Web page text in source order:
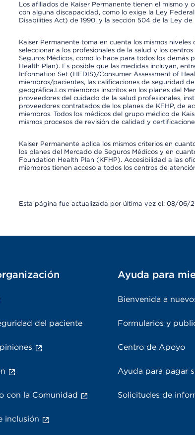
Los afiliados de Kaiser Permanente tienen el mismo y
con alguna discapacidad, como lo exige la Ley
Disabilities Act) de 1990, y la sección 504 de la Ley
Kaiser Permanente toma en cuenta los mismos
seleccionar a los profesionales de la salud y los
Seguros Médicos, como lo hace para todos los
Health Plan). Es posible que las medidas incluyan,
Information Set (HEDIS)/Consumer Assessment of
miembros/pacientes, las calificaciones de seguridad
geográfica.Los miembros inscritos en los planes del
proveedores del cuidado de la salud profesionales,
proveedores contratados de los planes de KFHP, de
miembros. Todos los médicos del grupo médico de
mismos procesos de revisión de calidad y
Kaiser Permanente aplica los mismos criterios en
los planes del Mercado de Seguros Médicos y en
Foundation Health Plan (KFHP). Accesibilidad a las
miembros tienen acceso a todos los centros de
Esta página fue actualizada por última vez el: 08/06/
del paciente
con la Comunidad
inclusión
Ayuda para
Bienvenida a
Formularios y
Centro de Apoyo
Ayuda para pagar
Solicitudes de